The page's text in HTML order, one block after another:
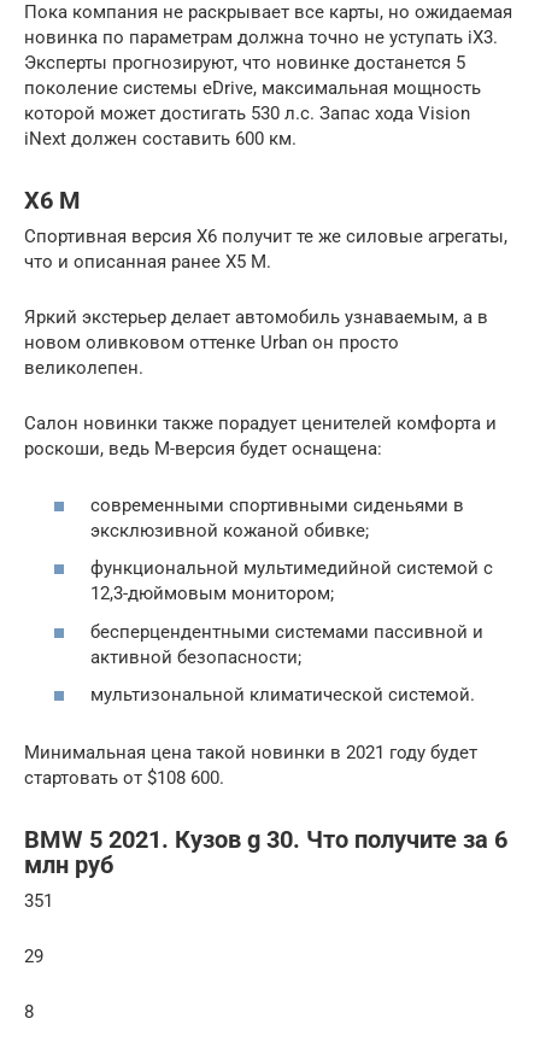
Пока компания не раскрывает все карты, но ожидаемая
новинка по параметрам должна точно не уступать iX3.
Эксперты прогнозируют, что новинке достанется 5
поколение системы eDrive, максимальная мощность
которой может достигать 530 л.с. Запас хода Vision
iNext должен составить 600 км.
X6 М
Спортивная версия X6 получит те же силовые агрегаты,
что и описанная ранее X5 М.
Яркий экстерьер делает автомобиль узнаваемым, а в
новом оливковом оттенке Urban он просто
великолепен.
Салон новинки также порадует ценителей комфорта и
роскоши, ведь М-версия будет оснащена:
современными спортивными сиденьями в
эксклюзивной кожаной обивке;
функциональной мультимедийной системой с
12,3-дюймовым монитором;
бесперцендентными системами пассивной и
активной безопасности;
мультизональной климатической системой.
Минимальная цена такой новинки в 2021 году будет
стартовать от $108 600.
BMW 5 2021. Кузов g 30. Что получите за 6
млн руб
351
29
8